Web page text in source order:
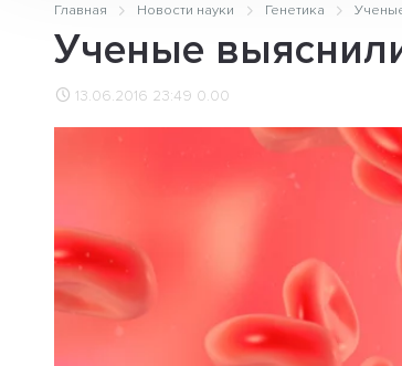
Главная Новости науки Генетика
Ученые
13.06.2016 23:49 0.00